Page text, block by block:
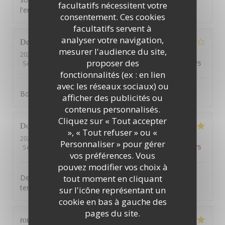
facultatifs nécessitent votre
consentement. Ces cookies
facultatifs servent à
analyser votre navigation,
mesurer l'audience du site,
proposer des
fonctionnalités (ex : en lien
avec les réseaux sociaux) ou
afficher des publicités ou
contenus personnalisés.
Cliquez sur « Tout accepter
», « Tout refuser » ou «
Personnaliser » pour gérer
vos préférences. Vous
pouvez modifier vos choix à
tout moment en cliquant
sur l'icône représentant un
cookie en bas à gauche des
pages du site.
l'ensemble.
Denis
2026-07-31
- 12:15 - Couverts 2
Service
Ambiance:4/5 Cuisine:5 /5
Bonne cuisine mais service médiocre
Dominique B
2026-07-31
- 13:30 - Couverts 2
Service
Ambiance: 4/5 Cuisine:5/5 Qualité / Prix /5
Des ventilateurs de plafond seraient appréciés sur la
terrasse en période de chaleur.
romain